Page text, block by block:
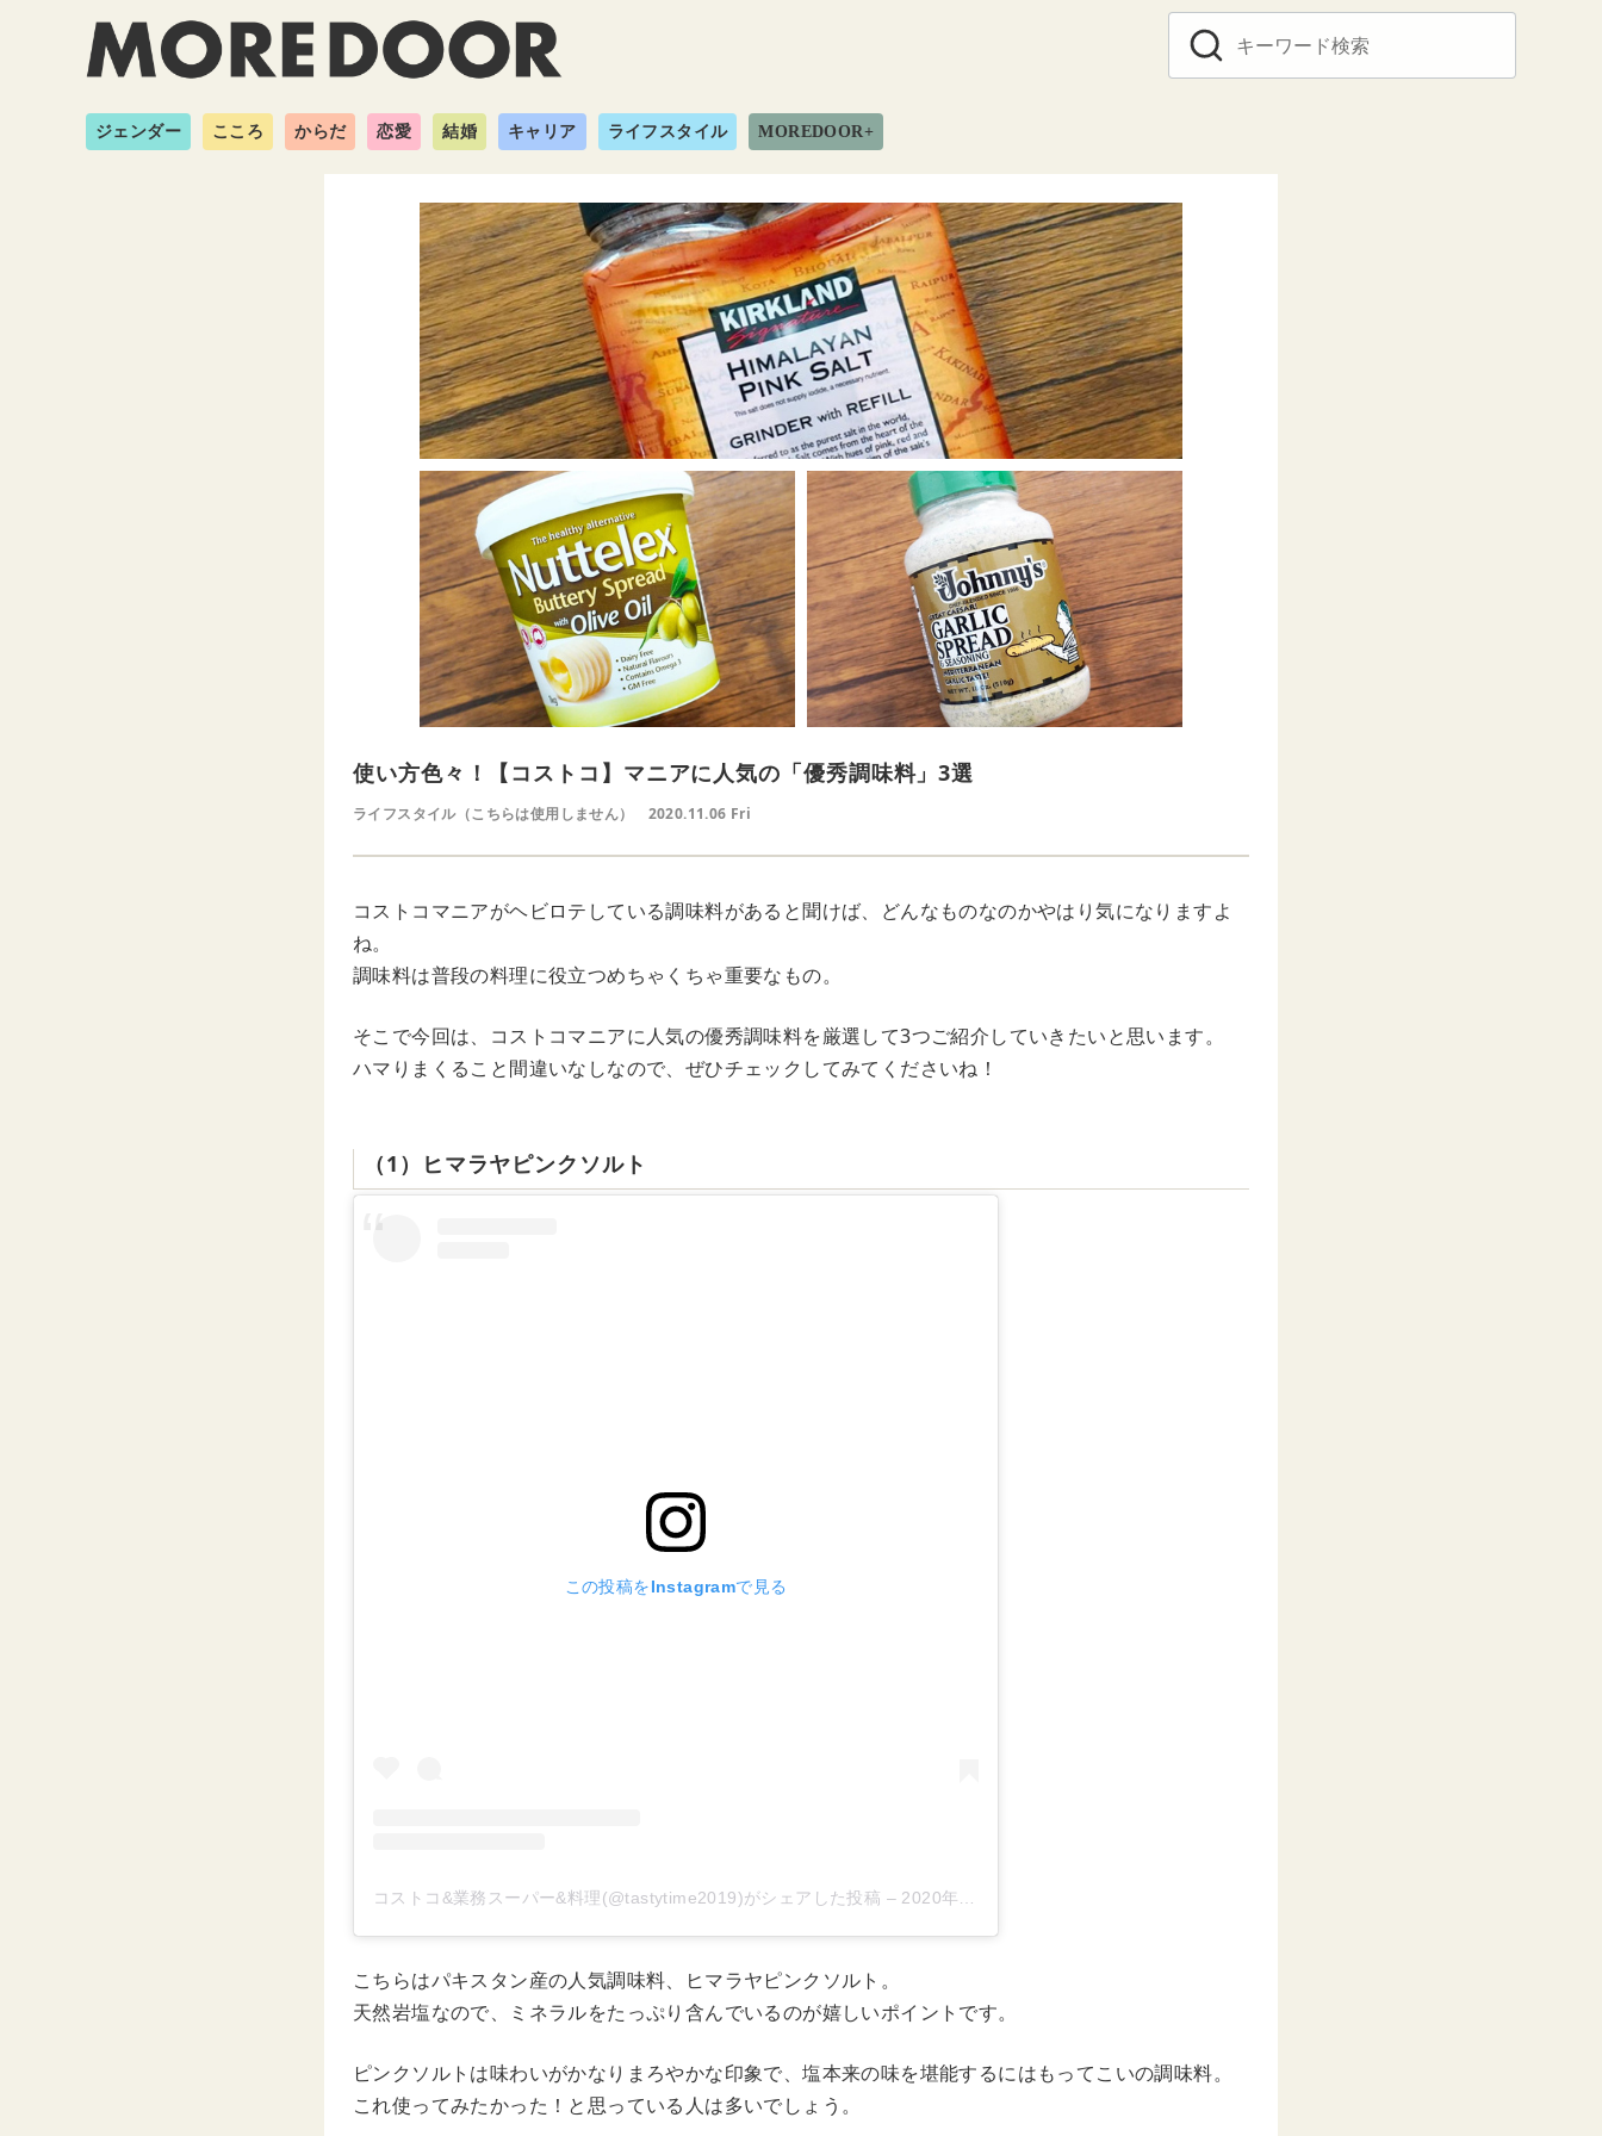
ジェンダー こころ からだ 恋愛 結婚 キャリア ライフスタイル MOREDOOR+
使い方色々！【コストコ】マニアに人気の「優秀調味料」3選
ライフスタイル（こちらは使用しません） 2020.11.06 Fri
コストコマニアがヘビロテしている調味料があると聞けば、どんなものなのかやはり気になりますよ
ね。
調味料は普段の料理に役立つめちゃくちゃ重要なもの。
そこで今回は、コストコマニアに人気の優秀調味料を厳選して3つご紹介していきたいと思います。
ハマりまくること間違いなしなので、ぜひチェックしてみてくださいね！
（1）ヒマラヤピンクソルト
この投稿をInstagramで見る
コストコ&業務スーパー&料理(@tastytime2019)がシェアした投稿 – 2020年 9月月3日午前3時54分PDT
こちらはパキスタン産の人気調味料、ヒマラヤピンクソルト。
天然岩塩なので、ミネラルをたっぷり含んでいるのが嬉しいポイントです。
ピンクソルトは味わいがかなりまろやかな印象で、塩本来の味を堪能するにはもってこいの調味料。
これ使ってみたかった！と思っている人は多いでしょう。